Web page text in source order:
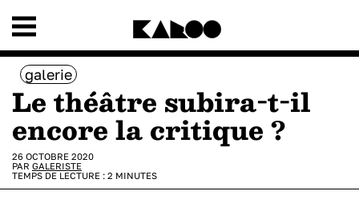
galerie
Le théâtre subira-t-il
encore la critique ?
26 OCTOBRE 2020
PAR GALERISTE
TEMPS DE LECTURE : 2 MINUTES